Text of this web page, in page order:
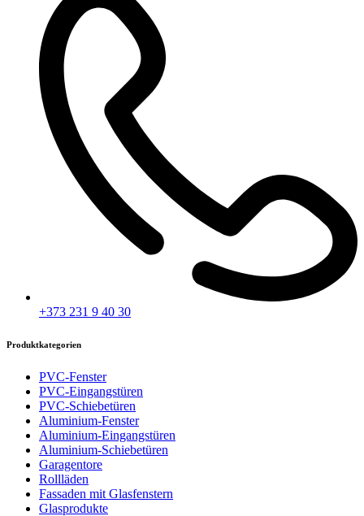
+373 231 9 40 30
Produktkategorien
PVC-Fenster
PVC-Eingangstüren
PVC-Schiebetüren
Aluminium-Fenster
Aluminium-Eingangstüren
Aluminium-Schiebetüren
Garagentore
Rollläden
Fassaden mit Glasfenstern
Glasprodukte